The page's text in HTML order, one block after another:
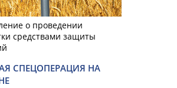
о проведении
средствами защиты
СПЕЦОПЕРАЦИЯ НА